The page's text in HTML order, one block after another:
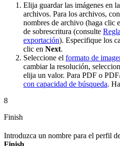
Elija guardar las imágenes en
archivos. Para los archivos,
nombres de archivo (haga clic
de sobrescritura (consulte
exportación). Especifique los
clic en Next.
Seleccione el formato de
cambiar la resolución,
elija un valor. Para PDF o
con capacidad de búsqueda.
8
Finish
Introduzca un nombre para el perfil
Finish.